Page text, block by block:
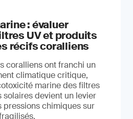
: évaluer
UV et produits
récifs coralliens
coralliens ont franchi un
climatique critique,
marine des filtres
solaires devient un levier
chimiques sur